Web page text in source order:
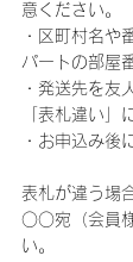
意ください。
・区町村名や
パートの部屋
・発送先を友
「表札違い」
・お申込み後
表札が違う場
○○宛（会員様
い。